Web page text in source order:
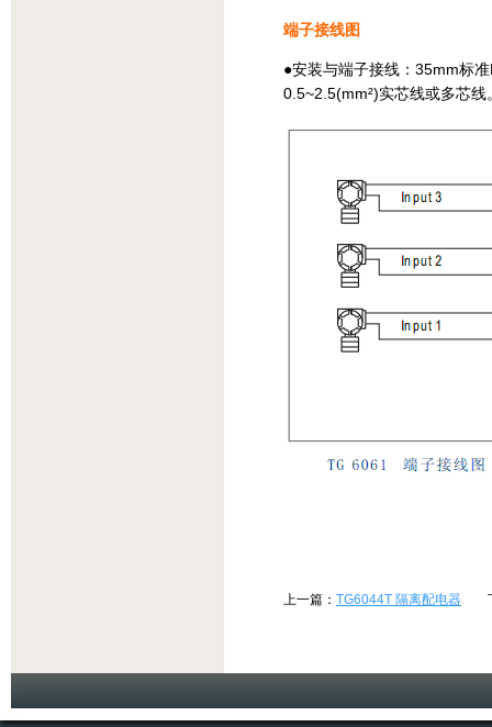
端子接线图
●安装与端子接线：35mm标
0.5~2.5(mm²)实芯线或多芯线
上一篇： TG6044T 隔离配电器 下